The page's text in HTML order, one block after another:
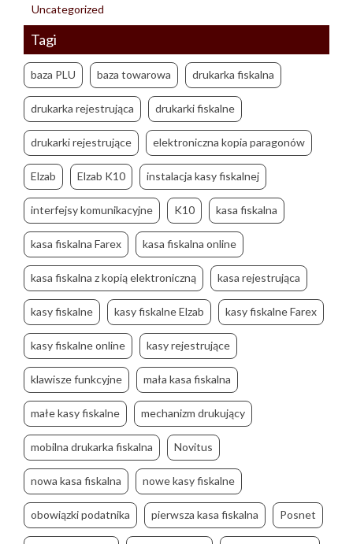
Uncategorized
Tagi
baza PLU baza towarowa drukarka fiskalna
drukarka rejestrująca drukarki fiskalne
drukarki rejestrujące elektroniczna kopia paragonów
Elzab Elzab K10 instalacja kasy fiskalnej
interfejsy komunikacyjne K10 kasa fiskalna
kasa fiskalna Farex kasa fiskalna online
kasa fiskalna z kopią elektroniczną kasa rejestrująca
kasy fiskalne kasy fiskalne Elzab kasy fiskalne Farex
kasy fiskalne online kasy rejestrujące
klawisze funkcyjne mała kasa fiskalna
małe kasy fiskalne mechanizm drukujący
mobilna drukarka fiskalna Novitus
nowa kasa fiskalna nowe kasy fiskalne
obowiązki podatnika pierwsza kasa fiskalna Posnet